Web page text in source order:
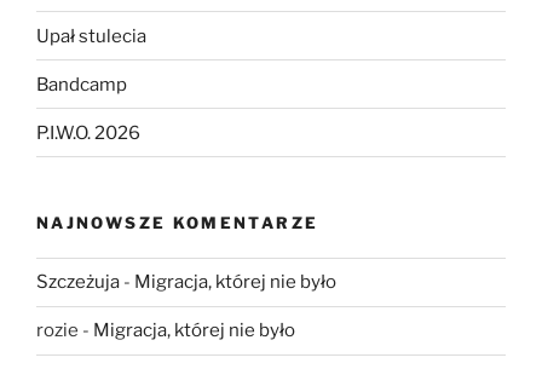
Upał stulecia
Bandcamp
P.I.W.O. 2026
NAJNOWSZE KOMENTARZE
Szczeżuja - Migracja, której nie było
rozie - Migracja, której nie było